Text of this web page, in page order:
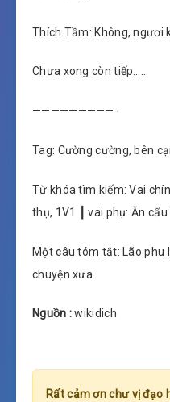
Thích Tầm: Không, ngươi
Chưa xong còn tiếp……
—————————-
Tag: Cường cường, bên
Từ khóa tìm kiếm: Vai
thụ, 1V1 ┃ vai phụ: Ăn
Một câu tóm tắt: Lão phu
chuyện xưa
Nguồn :wikidich
Rất cảm ơn chư vị đạo